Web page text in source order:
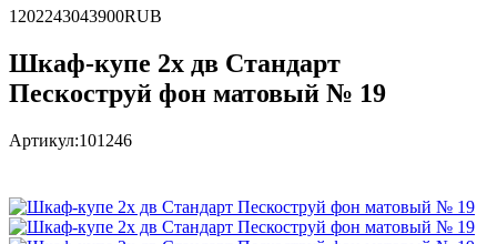
1202243043900RUB
Шкаф-купе 2х дв Стандарт
Пескоструй фон матовый № 19
Артикул:101246